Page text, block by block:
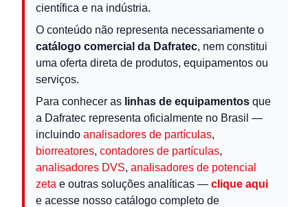
científica e na indústria.
O conteúdo não representa necessariamente o
catálogo comercial da Dafratec, nem constitui
uma oferta direta de produtos, equipamentos ou
serviços.
Para conhecer as linhas de equipamentos que
a Dafratec representa oficialmente no Brasil —
incluindo analisadores de partículas,
biorreatores, contadores de partículas,
analisadores DVS, analisadores de potencial
zeta e outras soluções analíticas — clique aqui
e acesse nosso catálogo completo de